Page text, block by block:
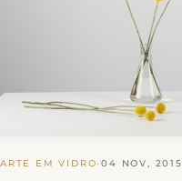
ARTE EM VIDRO·04 NOV, 2015